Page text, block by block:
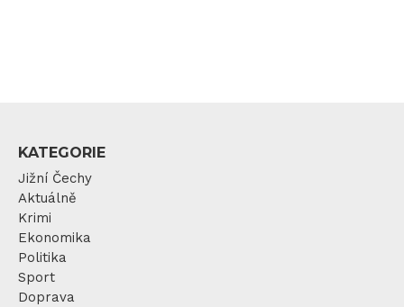
KATEGORIE
Jižní Čechy
Aktuálně
Krimi
Ekonomika
Politika
Sport
Doprava